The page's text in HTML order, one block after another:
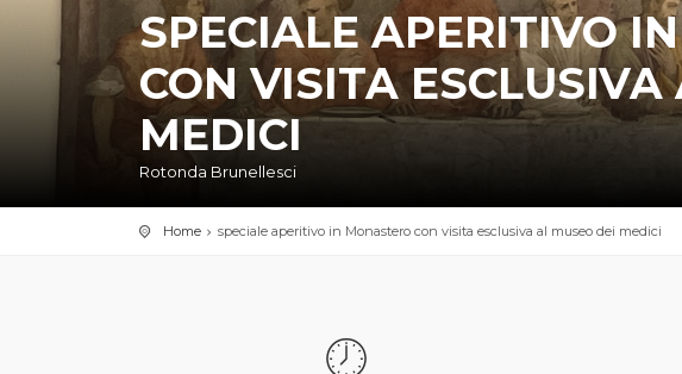
SPECIALE APERITIVO
CON VISITA
MEDICI
Rotonda Brunellesci
Home speciale aperitivo in Monastero con visita esclusiva al museo dei medici